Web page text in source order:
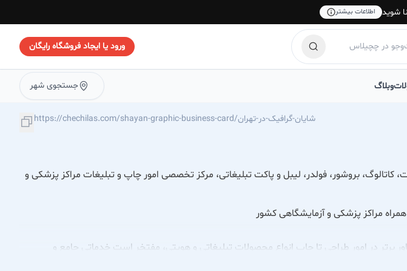
شوید اطلاعات بیشتر
ورود یا ایجاد فروشگاه رایگان
وبلاگ جستجوی شهر
https://chechilas.com/shayan-graphic-business-card/شایان-گرافیک-در-تهران
کاتالوگ، بروشور، فولدر، لیبل و پاکت تبلیغاتی، مرکز تخصصی امور چاپ و تبلیغات مراکز پزشکی و
مراکز پزشکی و آزمایشگاهی کشور
برتر در امور طراحی تا چاپ انواع محصولات تبلیغاتی و هویتی، مفتخر است خدماتی جامع و
کشور ارائه نماید. ما با درک عمیق از نیازهای بصری و ارتباطی این حوزه حساس، تلاش